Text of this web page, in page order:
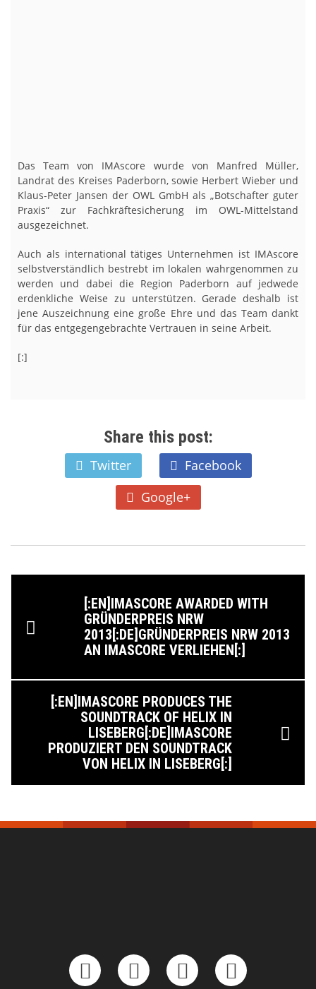
Das Team von IMAscore wurde von Manfred Müller,
Landrat des Kreises Paderborn, sowie Herbert Wieber und
Klaus-Peter Jansen der OWL GmbH als „Botschafter guter
Praxis“ zur Fachkräftesicherung im OWL-Mittelstand
ausgezeichnet.
Auch als international tätiges Unternehmen ist IMAscore
selbstverständlich bestrebt im lokalen wahrgenommen zu
werden und dabei die Region Paderborn auf jedwede
erdenkliche Weise zu unterstützen. Gerade deshalb ist
jene Auszeichnung eine große Ehre und das Team dankt
für das entgegengebrachte Vertrauen in seine Arbeit.
[:]
Share this post:
Twitter
Facebook
Google+
[:EN]IMASCORE AWARDED WITH
GRÜNDERPREIS NRW
2013[:DE]GRÜNDERPREIS NRW 2013
AN IMASCORE VERLIEHEN[:]
[:EN]IMASCORE PRODUCES THE
SOUNDTRACK OF HELIX IN
LISEBERG[:DE]IMASCORE
PRODUZIERT DEN SOUNDTRACK
VON HELIX IN LISEBERG[:]